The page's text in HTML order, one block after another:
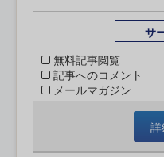
サ
無料記事閲覧
記事へのコメント
メールマガジン
詳